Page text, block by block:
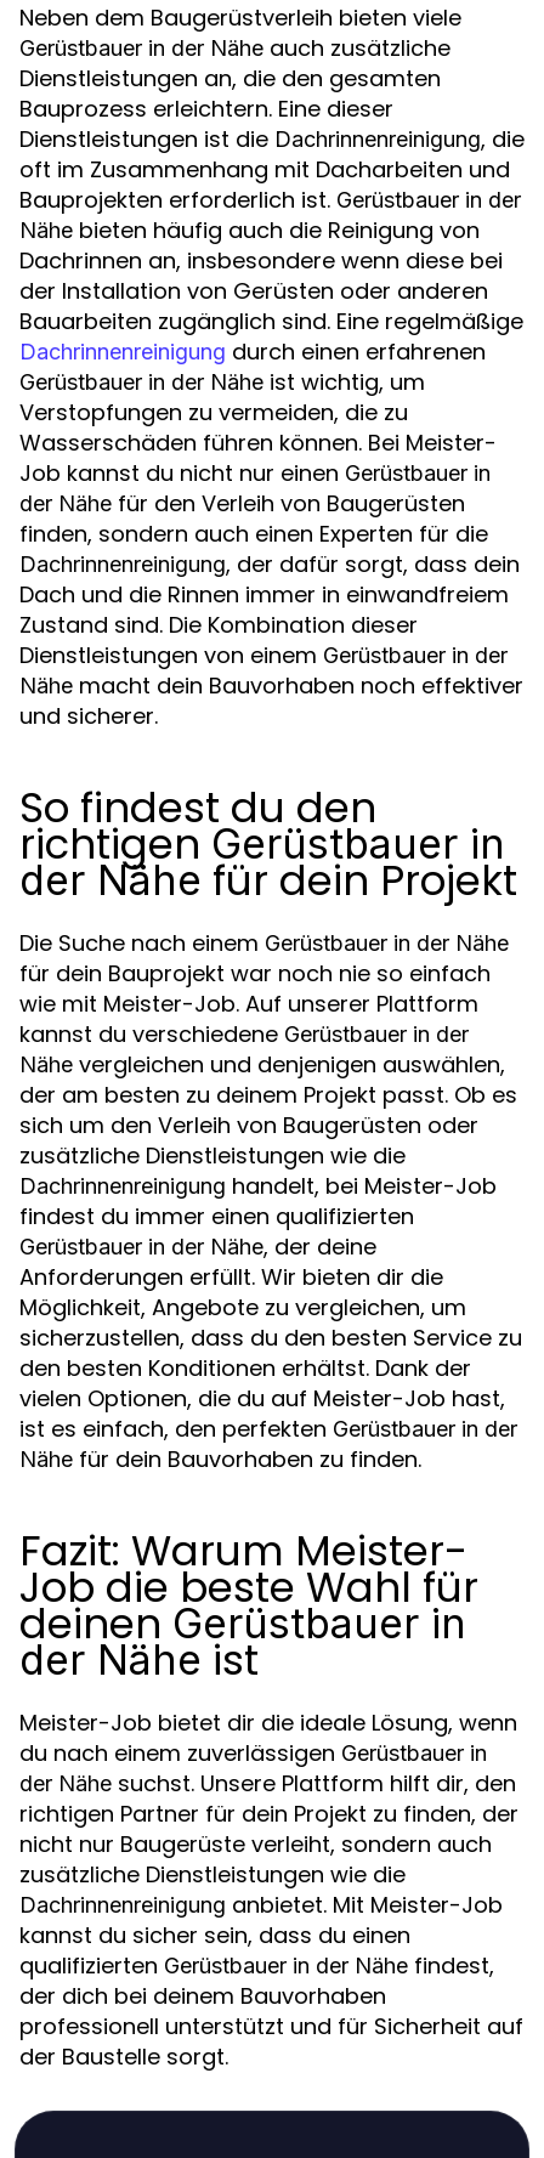
Neben dem Baugerüstverleih bieten viele
Gerüstbauer in der Nähe auch zusätzliche
Dienstleistungen an, die den gesamten
Bauprozess erleichtern. Eine dieser
Dienstleistungen ist die Dachrinnenreinigung, die
oft im Zusammenhang mit Dacharbeiten und
Bauprojekten erforderlich ist. Gerüstbauer in der
Nähe bieten häufig auch die Reinigung von
Dachrinnen an, insbesondere wenn diese bei
der Installation von Gerüsten oder anderen
Bauarbeiten zugänglich sind. Eine regelmäßige
Dachrinnenreinigung durch einen erfahrenen
Gerüstbauer in der Nähe ist wichtig, um
Verstopfungen zu vermeiden, die zu
Wasserschäden führen können. Bei Meister-
Job kannst du nicht nur einen Gerüstbauer in
der Nähe für den Verleih von Baugerüsten
finden, sondern auch einen Experten für die
Dachrinnenreinigung, der dafür sorgt, dass dein
Dach und die Rinnen immer in einwandfreiem
Zustand sind. Die Kombination dieser
Dienstleistungen von einem Gerüstbauer in der
Nähe macht dein Bauvorhaben noch effektiver
und sicherer.
So findest du den
richtigen Gerüstbauer in
der Nähe für dein Projekt
Die Suche nach einem Gerüstbauer in der Nähe
für dein Bauprojekt war noch nie so einfach
wie mit Meister-Job. Auf unserer Plattform
kannst du verschiedene Gerüstbauer in der
Nähe vergleichen und denjenigen auswählen,
der am besten zu deinem Projekt passt. Ob es
sich um den Verleih von Baugerüsten oder
zusätzliche Dienstleistungen wie die
Dachrinnenreinigung handelt, bei Meister-Job
findest du immer einen qualifizierten
Gerüstbauer in der Nähe, der deine
Anforderungen erfüllt. Wir bieten dir die
Möglichkeit, Angebote zu vergleichen, um
sicherzustellen, dass du den besten Service zu
den besten Konditionen erhältst. Dank der
vielen Optionen, die du auf Meister-Job hast,
ist es einfach, den perfekten Gerüstbauer in der
Nähe für dein Bauvorhaben zu finden.
Fazit: Warum Meister-
Job die beste Wahl für
deinen Gerüstbauer in
der Nähe ist
Meister-Job bietet dir die ideale Lösung, wenn
du nach einem zuverlässigen Gerüstbauer in
der Nähe suchst. Unsere Plattform hilft dir, den
richtigen Partner für dein Projekt zu finden, der
nicht nur Baugerüste verleiht, sondern auch
zusätzliche Dienstleistungen wie die
Dachrinnenreinigung anbietet. Mit Meister-Job
kannst du sicher sein, dass du einen
qualifizierten Gerüstbauer in der Nähe findest,
der dich bei deinem Bauvorhaben
professionell unterstützt und für Sicherheit auf
der Baustelle sorgt.